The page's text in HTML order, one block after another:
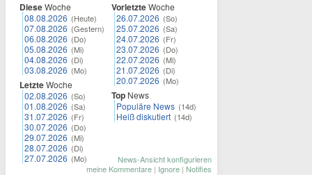
DieseWoche
08.08.2026 (Heute)
07.08.2026 (Gestern)
06.08.2026 (Do)
05.08.2026 (Mi)
04.08.2026 (Di)
03.08.2026 (Mo)
LetzteWoche
02.08.2026 (So)
01.08.2026 (Sa)
31.07.2026 (Fr)
30.07.2026 (Do)
29.07.2026 (Mi)
28.07.2026 (Di)
27.07.2026 (Mo)
VorletzteWoche
26.07.2026 (So)
25.07.2026 (Sa)
24.07.2026 (Fr)
23.07.2026 (Do)
22.07.2026 (Mi)
21.07.2026 (Di)
20.07.2026 (Mo)
Top News
Populäre News (14d)
Heiß diskutiert (14d)
News-Ansicht konfigurieren
meine Kommentare | Ignore | Notifies